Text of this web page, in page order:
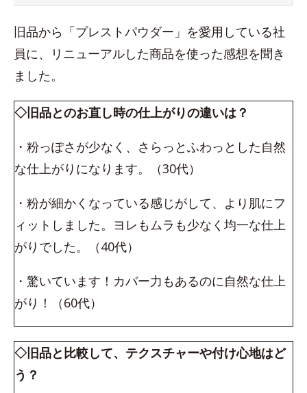
旧品から「プレストパウダー」を愛用している社
員に、リニューアルした商品を使った感想を聞き
ました。
◇旧品とのお直し時の仕上がりの違いは？
・粉っぽさが少なく、さらっとふわっとした自然
な仕上がりになります。（30代）
・粉が細かくなっている感じがして、より肌にフ
ィットしました。ヨレもムラも少なく均一な仕上
がりでした。（40代）
・驚いています！カバー力もあるのに自然な仕上
がり！（60代）
◇旧品と比較して、テクスチャーや付け心地はど
う？